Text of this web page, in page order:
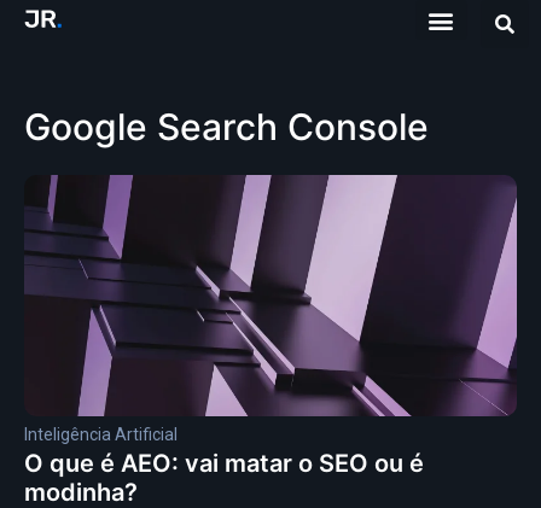
Google Search Console
Inteligência Artificial
O que é AEO: vai matar o SEO ou é
modinha?